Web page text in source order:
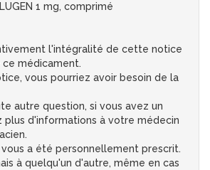
1 mg, comprimé
l'intégralité de cette notice
médicament.
vous pourriez avoir besoin de la
autre question, si vous avez un
plus d'informations à votre médecin
vous a été personnellement prescrit.
à quelqu'un d'autre, même en cas